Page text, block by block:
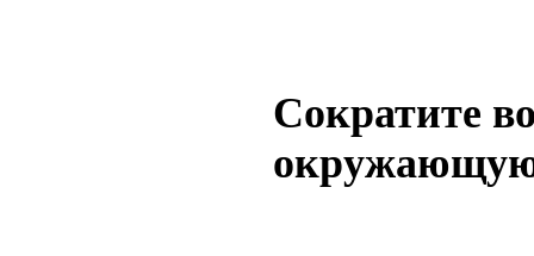
Сократите
окружающую